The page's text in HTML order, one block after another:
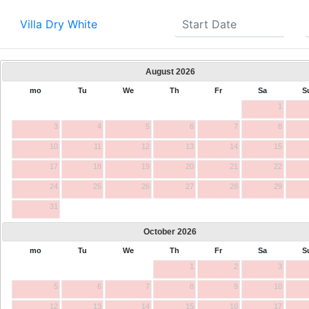
Villa Dry White
August 2026
mo Tu We Th Fr Sa
1
3 4 5 6 7 8
10 11 12 13 14 15
17 18 19 20 21 22
24 25 26 27 28 29
31
October 2026
mo Tu We Th Fr Sa
1
2 3
5 6 7 8 9 10
12 13 14 15 16 17